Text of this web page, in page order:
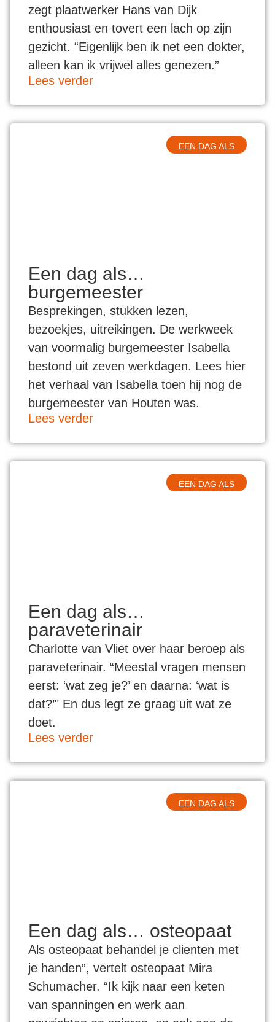
zegt plaatwerker Hans van Dijk
enthousiast en tovert een lach op zijn
gezicht. “Eigenlijk ben ik net een dokter,
alleen kan ik vrijwel alles genezen.”
Lees verder
EEN DAG ALS
Een dag als…
burgemeester
Besprekingen, stukken lezen,
bezoekjes, uitreikingen. De werkweek
van voormalig burgemeester Isabella
bestond uit zeven werkdagen. Lees hier
het verhaal van Isabella toen hij nog de
burgemeester van Houten was.
Lees verder
EEN DAG ALS
Een dag als…
paraveterinair
Charlotte van Vliet over haar beroep als
paraveterinair. “Meestal vragen mensen
eerst: ‘wat zeg je?’ en daarna: ‘wat is
dat?’" En dus legt ze graag uit wat ze
doet.
Lees verder
EEN DAG ALS
Een dag als… osteopaat
Als osteopaat behandel je clienten met
je handen”, vertelt osteopaat Mira
Schumacher. “Ik kijk naar een keten
van spanningen en werk aan